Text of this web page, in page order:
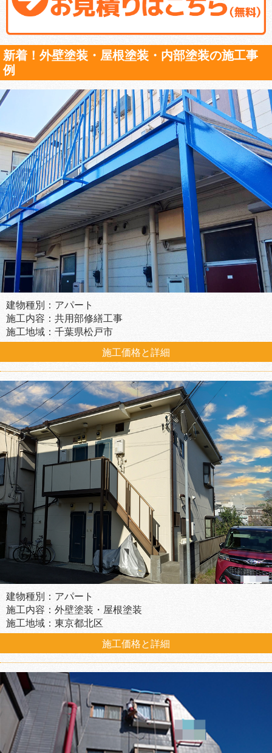
新着！外壁塗装・屋根塗装・内部塗装の施工事
例
建物種別：アパート
施工内容：共用部修繕工事
施工地域：千葉県松戸市
施工価格と詳細
建物種別：アパート
施工内容：外壁塗装・屋根塗装
施工地域：東京都北区
施工価格と詳細